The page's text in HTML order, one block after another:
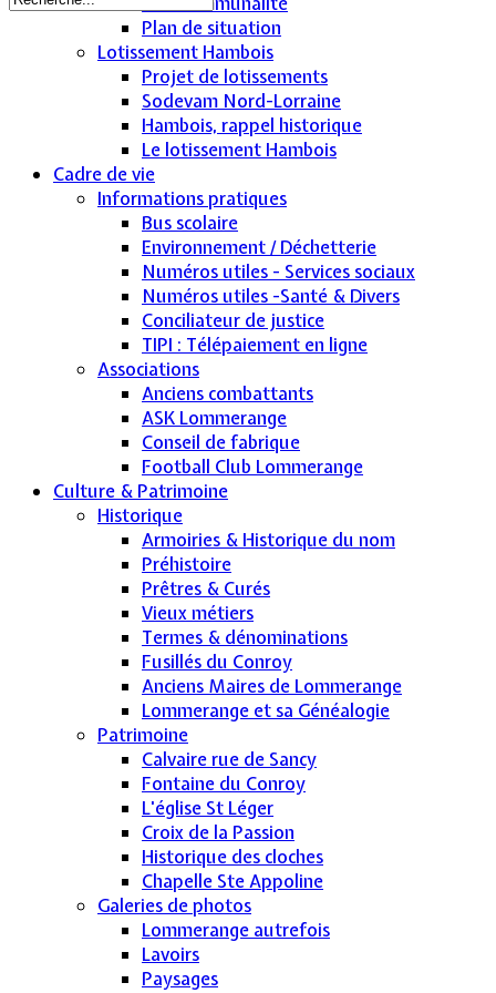
Plan de situation
Lotissement Hambois
Projet de lotissements
Sodevam Nord-Lorraine
Hambois, rappel historique
Le lotissement Hambois
Cadre de vie
Informations pratiques
Bus scolaire
Environnement / Déchetterie
Numéros utiles - Services sociaux
Numéros utiles -Santé & Divers
Conciliateur de justice
TIPI : Télépaiement en ligne
Associations
Anciens combattants
ASK Lommerange
Conseil de fabrique
Football Club Lommerange
Culture & Patrimoine
Historique
Armoiries & Historique du nom
Préhistoire
Prêtres & Curés
Vieux métiers
Termes & dénominations
Fusillés du Conroy
Anciens Maires de Lommerange
Lommerange et sa Généalogie
Patrimoine
Calvaire rue de Sancy
Fontaine du Conroy
L'église St Léger
Croix de la Passion
Historique des cloches
Chapelle Ste Appoline
Galeries de photos
Lommerange autrefois
Lavoirs
Paysages